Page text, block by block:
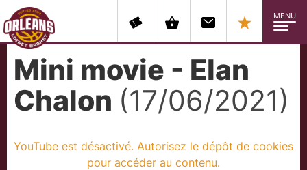
MENU
Mini movie - Elan
Chalon (17/06/2021)
YouTube est désactivé. Autorisez le dépôt de cookies
pour accéder au contenu.